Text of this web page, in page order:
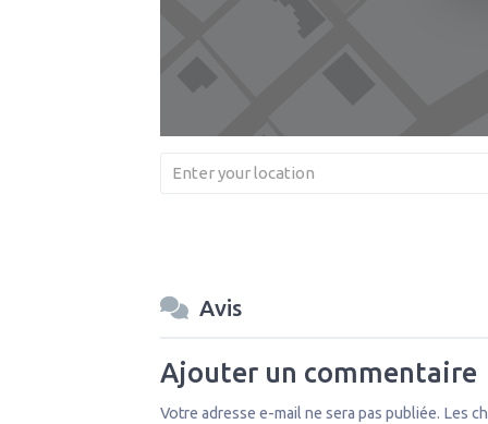
Avis
Ajouter un commentaire
Votre adresse e-mail ne sera pas publiée. Les